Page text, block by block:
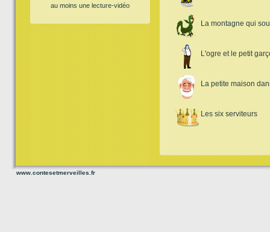
au moins une lecture-vidéo
La montagne qui
L'ogre et le petit
La petite maison
Les six serviteurs
www.contesetmerveilles.fr